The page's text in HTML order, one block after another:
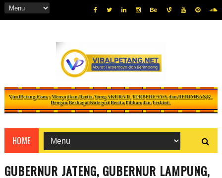
HOME
GUBERNUR JATENG, GUBERNUR LAMPUNG,